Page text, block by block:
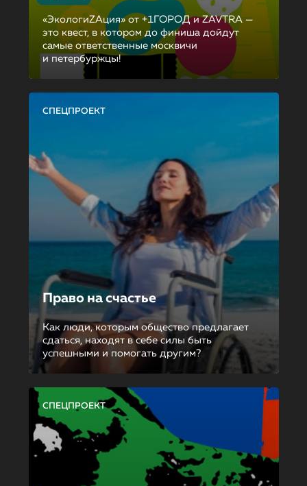
«ЭкологиZAция» от +1ГОРОД и ZAVTRA —
это квест, в котором до финиша дойдут
самые ответственные москвичи
и петербуржцы!
СПЕЦПРОЕКТ
Право на счастье
Как люди, которым общество предлагает
сдаться, находят в себе силы быть
успешными и помогать другим?
СПЕЦПРОЕКТ